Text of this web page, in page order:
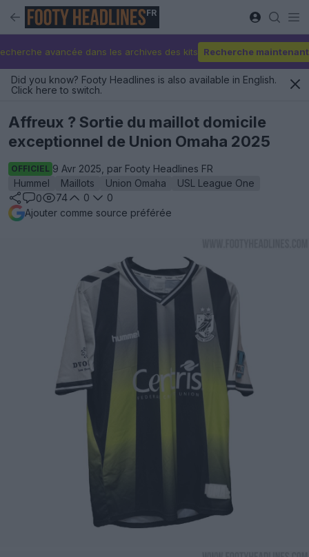
FR
avancée dans les archives des kits Recherche maintenant
Did you know? Footy Headlines is also available in English.
Click here to switch.
Affreux ? Sortie du maillot domicile
exceptionnel de Union Omaha 2025
OFFICIEL 9 Avr 2025, par Footy Headlines FR
Hummel
Maillots Union Omaha
USL League One
0
74 0
0
Ajouter comme source préférée